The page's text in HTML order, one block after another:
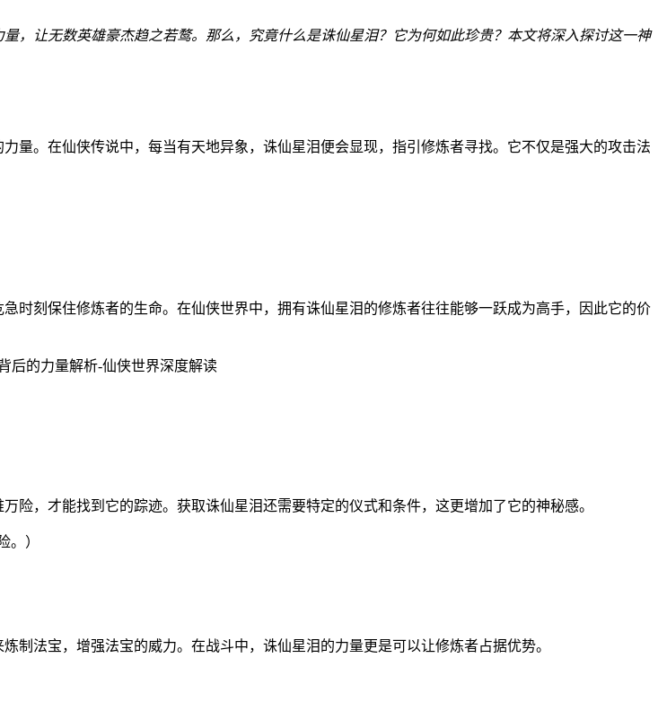
，让无数英雄豪杰趋之若鹜。那么，究竟什么是诛仙星泪？它为何如此珍贵？本文将深入探讨这一神
量。在仙侠传说中，每当有天地异象，诛仙星泪便会显现，指引修炼者寻找。它不仅是强大的攻击法
时刻保住修炼者的生命。在仙侠世界中，拥有诛仙星泪的修炼者往往能够一跃成为高手，因此它的价
险，才能找到它的踪迹。获取诛仙星泪还需要特定的仪式和条件，这更增加了它的神秘感。
。）
法宝，增强法宝的威力。在战斗中，诛仙星泪的力量更是可以让修炼者占据优势。